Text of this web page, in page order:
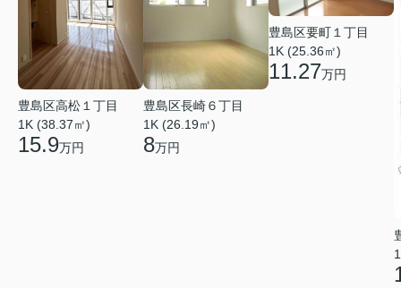
豊島区高松１丁目
1K (38.37㎡)
15.9万円
豊島区長崎６丁目
1K (26.19㎡)
8万円
豊島区要町１丁目
1K (25.36㎡)
11.27万円